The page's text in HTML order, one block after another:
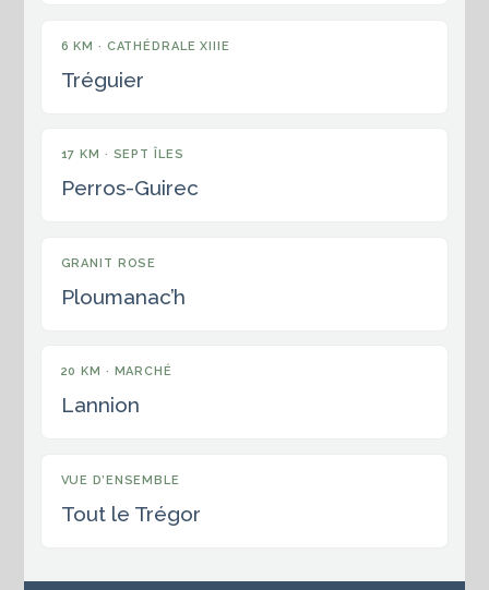
6 KM · CATHÉDRALE XIIIE
Tréguier
17 KM · SEPT ÎLES
Perros-Guirec
GRANIT ROSE
Ploumanac’h
20 KM · MARCHÉ
Lannion
VUE D’ENSEMBLE
Tout le Trégor